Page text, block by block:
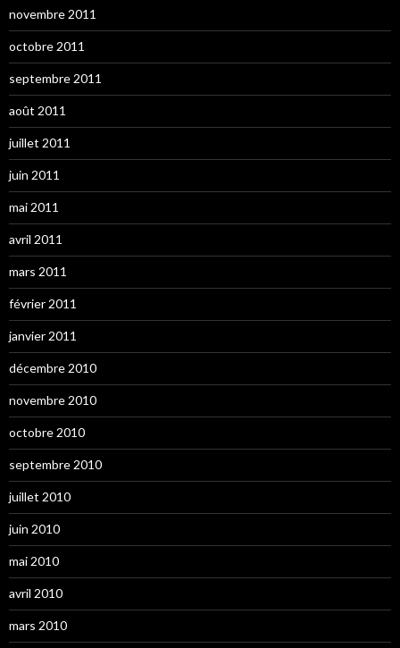
novembre 2011
octobre 2011
septembre 2011
août 2011
juillet 2011
juin 2011
mai 2011
avril 2011
mars 2011
février 2011
janvier 2011
décembre 2010
novembre 2010
octobre 2010
septembre 2010
juillet 2010
juin 2010
mai 2010
avril 2010
mars 2010